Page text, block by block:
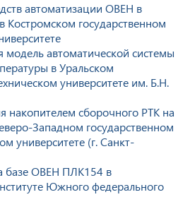
автоматизации ОВЕН в
Костромском государственном
модель автоматической системы
в Уральском
университете им. Б.Н.
накопителем сборочного РТК на
Западном государственном
университете (г. Санкт-
базе ОВЕН ПЛК154 в
Южного федерального